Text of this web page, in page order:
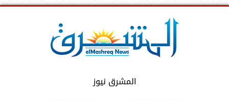
المشرق نيوز